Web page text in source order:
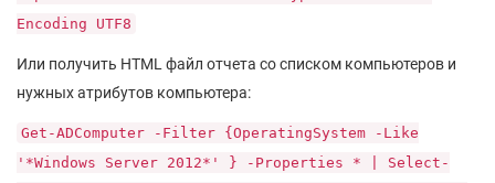
Encoding UTF8
Или получить HTML файл отчета со списком компьютеров и
нужных атрибутов компьютера:
Get-ADComputer -Filter {OperatingSystem -Like
'*Windows Server 2012*' } -Properties * | Select-